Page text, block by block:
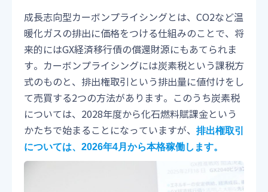
成長志向型カーボンプライシングとは、CO2など温
暖化ガスの排出に価格をつける仕組みのことで、将
来的にはGX経済移行債の償還財源にもあてられま
す。カーボンプライシングには炭素税という課税方
式のものと、排出権取引という排出量に値付けをし
て売買する2つの方法があります。このうち炭素税
については、2028年度から化石燃料賦課金という
かたちで始まることになっていますが、 排出権取引
については、2026年4月から本格稼働します。